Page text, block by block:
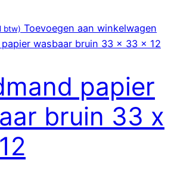
btw) Toevoegen aan winkelwagen
papier
bruin 33 x